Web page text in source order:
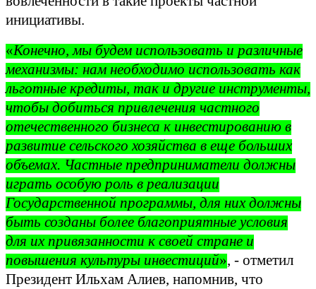
инициативы.
«Конечно, мы будем использовать и различные
механизмы: нам необходимо использовать как
льготные кредиты, так и другие инструменты,
чтобы добиться привлечения частного
отечественного бизнеса к инвестированию в
развитие сельского хозяйства в еще больших
объемах. Частные предприниматели должны
играть особую роль в реализации
Государственной программы, для них должны
быть созданы более благоприятные условия
для их привязанности к своей стране и
повышения культуры инвестиций», - отметил
Президент Ильхам Алиев, напомнив, что